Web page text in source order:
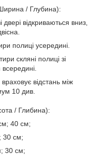
/ Глубина):
відкриваються вниз,
полиці усередині.
скляні полиці зі
відстань між
10 див.
/ Глибина):
40 см;
30 см;
30 см;